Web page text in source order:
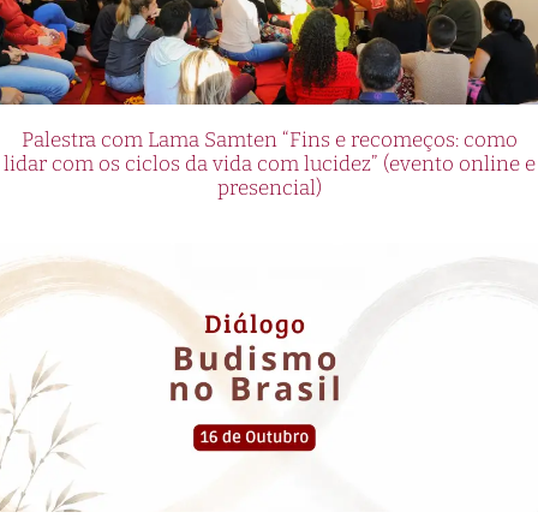
Palestra com Lama Samten “Fins e recomeços: como
lidar com os ciclos da vida com lucidez” (evento online e
presencial)